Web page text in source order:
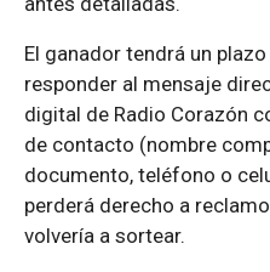
El ganador tendrá un
responder al mensaje
digital de Radio Corazón
de contacto (nombre
documento, teléfono o
perderá derecho a
volvería a sortear.